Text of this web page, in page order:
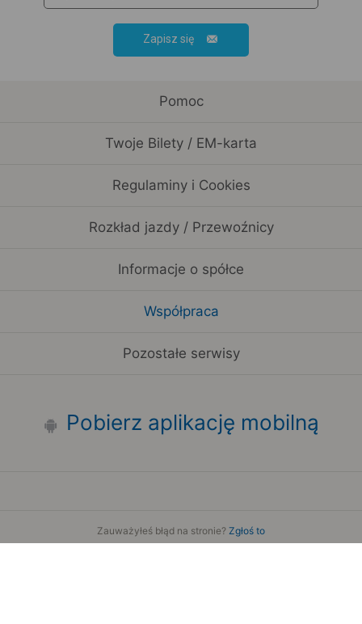
Zapisz się
Pomoc
Twoje Bilety / EM-karta
Regulaminy i Cookies
Rozkład jazdy / Przewoźnicy
Informacje o spółce
Współpraca
Pozostałe serwisy
Pobierz aplikację mobilną
Zauważyłeś błąd na stronie? Zgłoś to